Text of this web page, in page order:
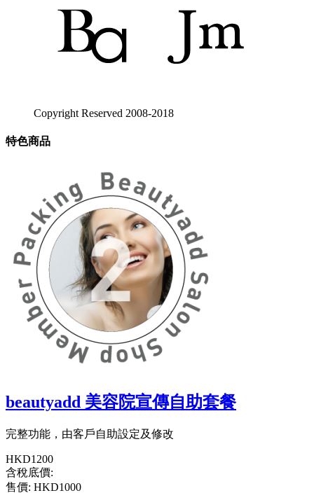
Copyright Reserved 2008-2018
特色商品
beautyadd 美容院宣傳自助套餐
完整功能，由客戶自助設定及修改
HKD1200
含稅底價:
售價: HKD1000